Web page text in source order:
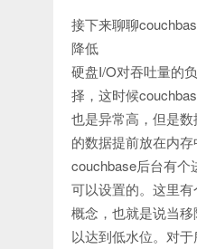
接下来聊聊
降低
硬盘I/O对吞吐量的
择，这时候
也是异常高，但是
的数据提前放在内存
couchbase后台有个
可以设置的。这里
概念，也就是说当
以达到低水位。对